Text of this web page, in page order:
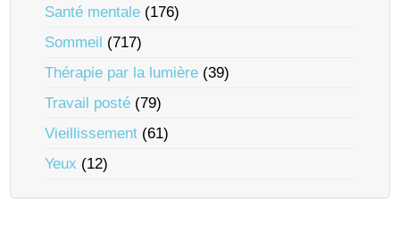
Santé mentale (176)
Sommeil (717)
Thérapie par la lumière (39)
Travail posté (79)
Vieillissement (61)
Yeux (12)